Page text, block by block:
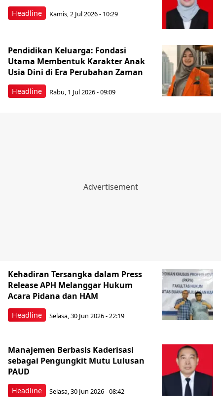
Headline Kamis, 2 Jul 2026 - 10:29
Headline
‎Pendidikan Keluarga: Fondasi
Utama Membentuk Karakter Anak
Usia Dini di Era Perubahan Zaman ‎
Rabu, 1 Jul 2026 - 09:09
Headline
Kehadiran Tersangka dalam Press
Release APH Melanggar Hukum
Acara Pidana dan HAM
Selasa, 30 Jun 2026 - 22:19
Headline
‎Manajemen Berbasis Kaderisasi
‎sebagai Pengungkit Mutu Lulusan
PAUD
Selasa, 30 Jun 2026 - 08:42